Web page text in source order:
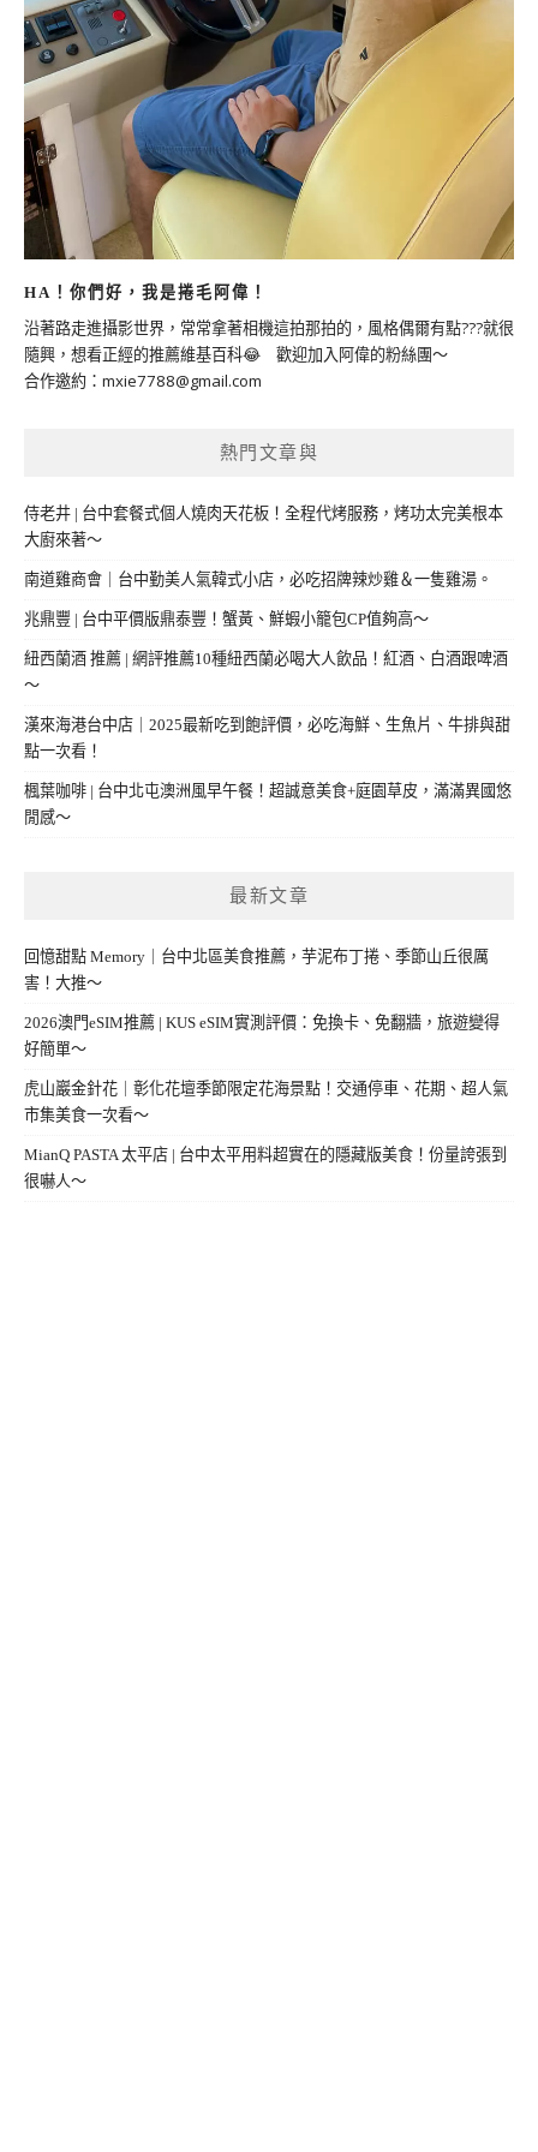
HA！你們好，我是捲毛阿偉！
沿著路走進攝影世界，常常拿著相機這拍那拍的，風格偶爾有點???就很
隨興，想看正經的推薦維基百科😂 歡迎加入阿偉的粉絲團～
合作邀約： mxie7788@gmail.com
熱門文章與
侍老井 | 台中套餐式個人燒肉天花板！全程代烤服務，烤功太完美根本
大廚來著～
南道雞商會｜台中勤美人氣韓式小店，必吃招牌辣炒雞＆一隻雞湯。
兆鼎豐 | 台中平價版鼎泰豐！蟹黃、鮮蝦小籠包CP值夠高～
紐西蘭酒 推薦 | 網評推薦10種紐西蘭必喝大人飲品！紅酒、白酒跟啤酒
～
漢來海港台中店｜2025最新吃到飽評價，必吃海鮮、生魚片、牛排與甜
點一次看！
楓葉咖啡 | 台中北屯澳洲風早午餐！超誠意美食+庭園草皮，滿滿異國悠
閒感～
最新文章
回憶甜點 Memory｜台中北區美食推薦，芋泥布丁捲、季節山丘很厲
害！大推～
2026澳門eSIM推薦 | KUS eSIM實測評價：免換卡、免翻牆，旅遊變得
好簡單～
虎山巖金針花｜彰化花壇季節限定花海景點！交通停車、花期、超人氣
市集美食一次看～
MianQ PASTA 太平店 | 台中太平用料超實在的隱藏版美食！份量誇張到
很嚇人～